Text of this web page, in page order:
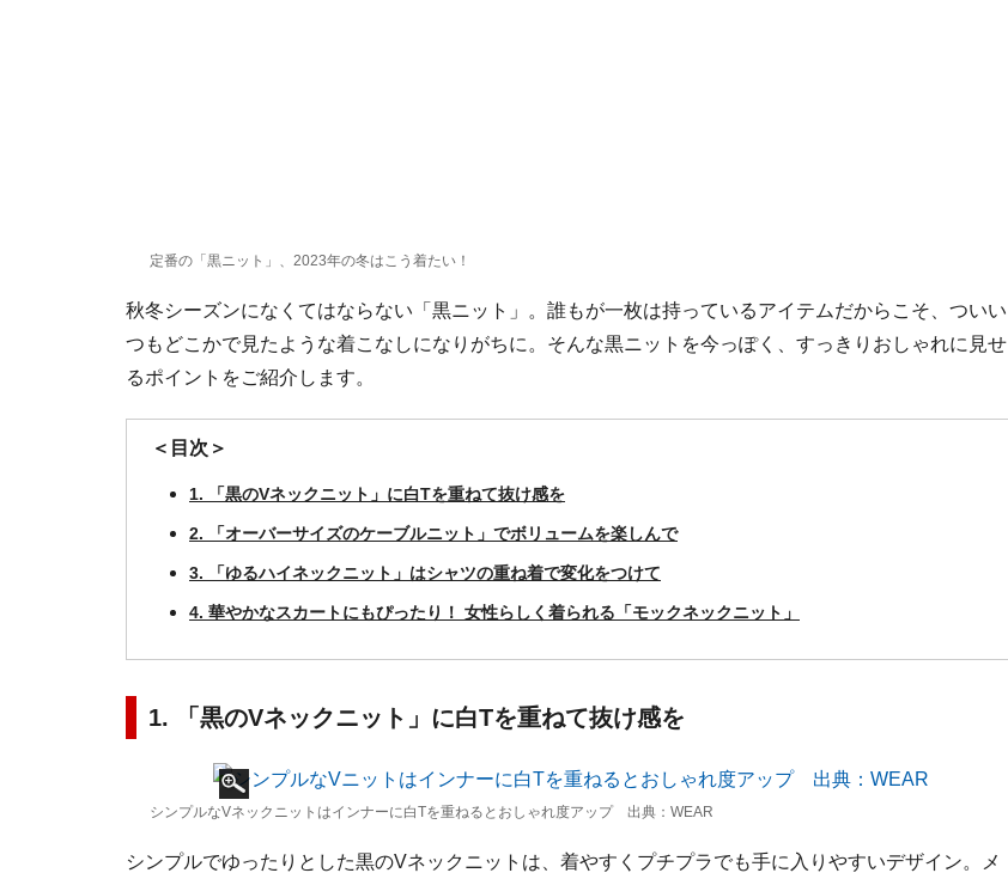
定番の「黒ニット」、2023年の冬はこう着たい！
秋冬シーズンになくてはならない「黒ニット」。誰もが一枚は持っているアイテムだからこそ、ついい
つもどこかで見たような着こなしになりがちに。そんな黒ニットを今っぽく、すっきりおしゃれに見せ
るポイントをご紹介します。
＜目次＞
1. 「黒のVネックニット」に白Tを重ねて抜け感を
2. 「オーバーサイズのケーブルニット」でボリュームを楽しんで
3. 「ゆるハイネックニット」はシャツの重ね着で変化をつけて
4. 華やかなスカートにもぴったり！ 女性らしく着られる「モックネックニット」
1. 「黒のVネックニット」に白Tを重ねて抜け感を
シンプルなVネックニットはインナーに白Tを重ねるとおしゃれ度アップ 出典：WEAR
シンプルでゆったりとした黒のVネックニットは、着やすくプチプラでも手に入りやすいデザイン。メ